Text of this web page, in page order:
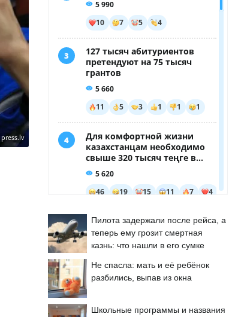
press.lv
Пилота задержали после рейса, а
теперь ему грозит смертная
казнь: что нашли в его сумке
Не спасла: мать и её ребёнок
разбились, выпав из окна
Школьные программы и названия